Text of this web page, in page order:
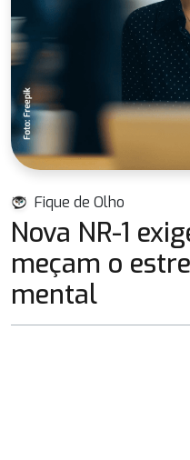
Fique de Olho
Nova NR-1
meçam o
mental